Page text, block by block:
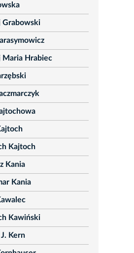
Grabowski
Maria Hrabiec
Kajtoch
Kania
Kania
Kawiński
Kern